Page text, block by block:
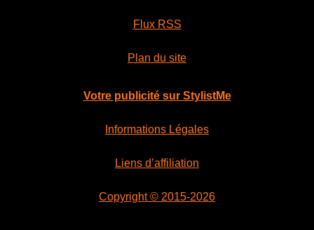
Flux RSS
Plan du site
Votre publicité sur StylistMe
Informations Légales
Liens d’affiliation
Copyright © 2015-2026